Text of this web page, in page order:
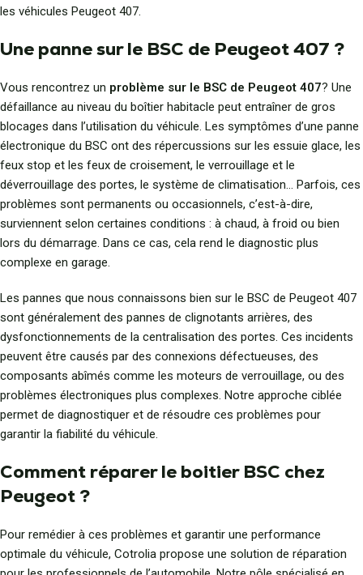
les véhicules Peugeot 407.
Une panne sur le BSC de Peugeot 407 ?
Vous rencontrez un problème sur le BSC de Peugeot 407? Une
défaillance au niveau du boîtier habitacle peut entraîner de gros
blocages dans l’utilisation du véhicule. Les symptômes d’une panne
électronique du BSC ont des répercussions sur les essuie glace, les
feux stop et les feux de croisement, le verrouillage et le
déverrouillage des portes, le système de climatisation… Parfois, ces
problèmes sont permanents ou occasionnels, c’est-à-dire,
surviennent selon certaines conditions : à chaud, à froid ou bien
lors du démarrage. Dans ce cas, cela rend le diagnostic plus
complexe en garage.
Les pannes que nous connaissons bien sur le BSC de Peugeot 407
sont généralement des pannes de clignotants arrières, des
dysfonctionnements de la centralisation des portes. Ces incidents
peuvent être causés par des connexions défectueuses, des
composants abîmés comme les moteurs de verrouillage, ou des
problèmes électroniques plus complexes. Notre approche ciblée
permet de diagnostiquer et de résoudre ces problèmes pour
garantir la fiabilité du véhicule.
Comment réparer le boitier BSC chez
Peugeot ?
Pour remédier à ces problèmes et garantir une performance
optimale du véhicule, Cotrolia propose une solution de réparation